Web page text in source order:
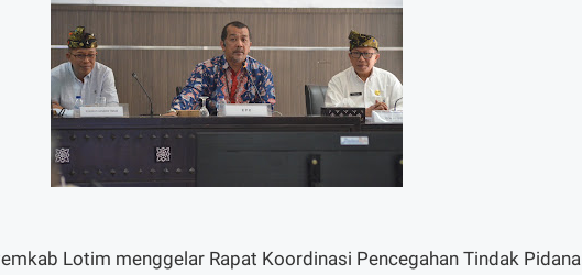
Lotim menggelar Rapat Koordinasi Pencegahan Tindak Pidana